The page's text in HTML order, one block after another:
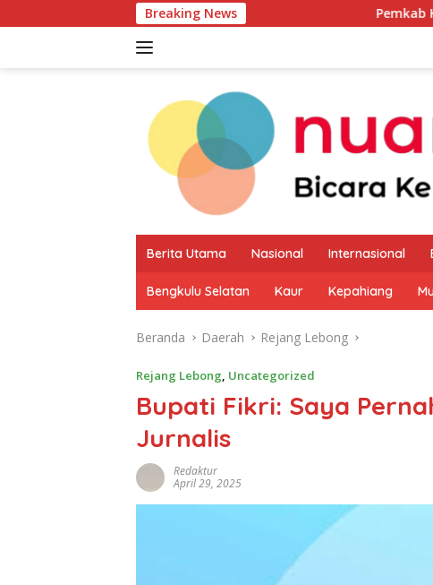
ke
Breaking News Pemkab Kaur Mulai
Berita Utama Nasional Internasional
Bengkulu Selatan Kaur Kepahiang
Beranda Daerah Rejang Lebong
Rejang Lebong, Uncategorized
Bupati Fikri: Saya
Jurnalis
Redaktur
April 29, 2025